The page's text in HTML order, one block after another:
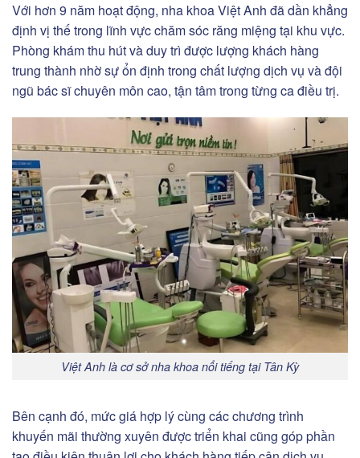
Với hơn 9 năm hoạt động, nha khoa Việt Anh đã dần khẳng
định vị thế trong lĩnh vực chăm sóc răng miệng tại khu vực.
Phòng khám thu hút và duy trì được lượng khách hàng
trung thành nhờ sự ổn định trong chất lượng dịch vụ và đội
ngũ bác sĩ chuyên môn cao, tận tâm trong từng ca điều trị.
Việt Anh là cơ sở nha khoa nổi tiếng tại Tân Kỳ
Bên cạnh đó, mức giá hợp lý cùng các chương trình
khuyến mãi thường xuyên được triển khai cũng góp phần